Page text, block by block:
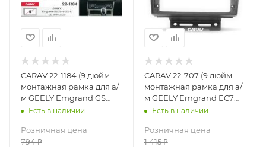
CARAV 22-1184 (9 дюйм.
монтажная рамка для а/
м GEELY Emgrand GS
2016+; GL 2016-2020
Есть в наличии
Розничная цена
794₽
CARAV 22-707 (9 дюйм.
монтажная рамка для а/
м GEELY Emgrand EC7
2014-16, Emgrand 7 2016+
Есть в наличии
Розничная цена
1 415₽